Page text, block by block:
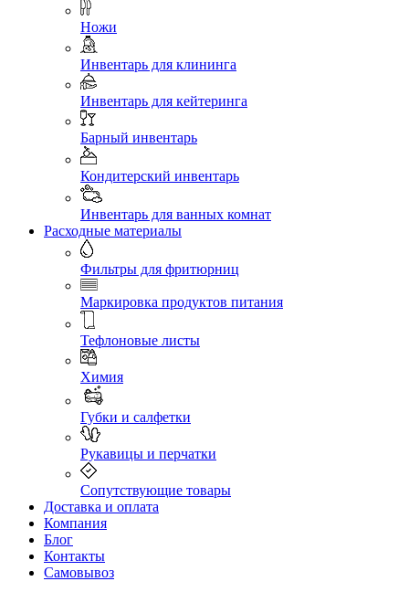
Ножи
Инвентарь для клининга
Инвентарь для кейтеринга
Барный инвентарь
Кондитерский инвентарь
Инвентарь для ванных комнат
Расходные материалы
Фильтры для фритюрниц
Маркировка продуктов питания
Тефлоновые листы
Химия
Губки и салфетки
Рукавицы и перчатки
Сопутствующие товары
Доставка и оплата
Компания
Блог
Контакты
Самовывоз